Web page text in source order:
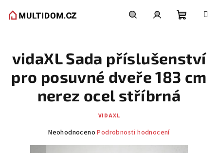
košík
vidaXL Sada příslušenství
pro posuvné dveře 183 cm
nerez ocel stříbrná
VIDAXL
Průměrné
Neohodnoceno Podrobnosti hodnocení